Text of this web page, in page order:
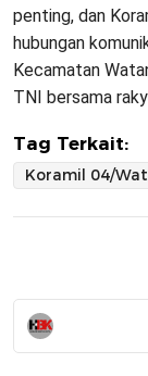
penting, dan
hubungan
Kecamatan
TNI bersama
Tag Terkait: